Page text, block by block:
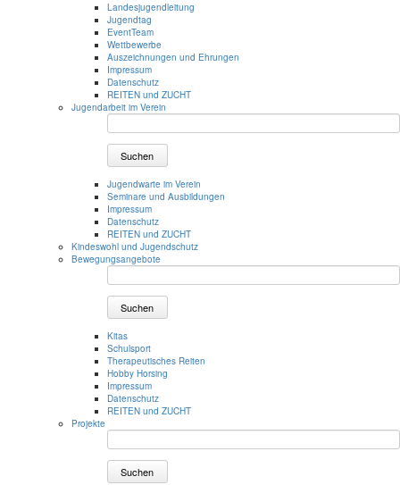
Landesjugendleitung
Jugendtag
EventTeam
Wettbewerbe
Auszeichnungen und Ehrungen
Impressum
Datenschutz
REITEN und ZUCHT
Jugendarbeit im Verein
Suchen
Jugendwarte im Verein
Seminare und Ausbildungen
Impressum
Datenschutz
REITEN und ZUCHT
Kindeswohl und Jugendschutz
Bewegungsangebote
Suchen
Kitas
Schulsport
Therapeutisches Reiten
Hobby Horsing
Impressum
Datenschutz
REITEN und ZUCHT
Projekte
Suchen